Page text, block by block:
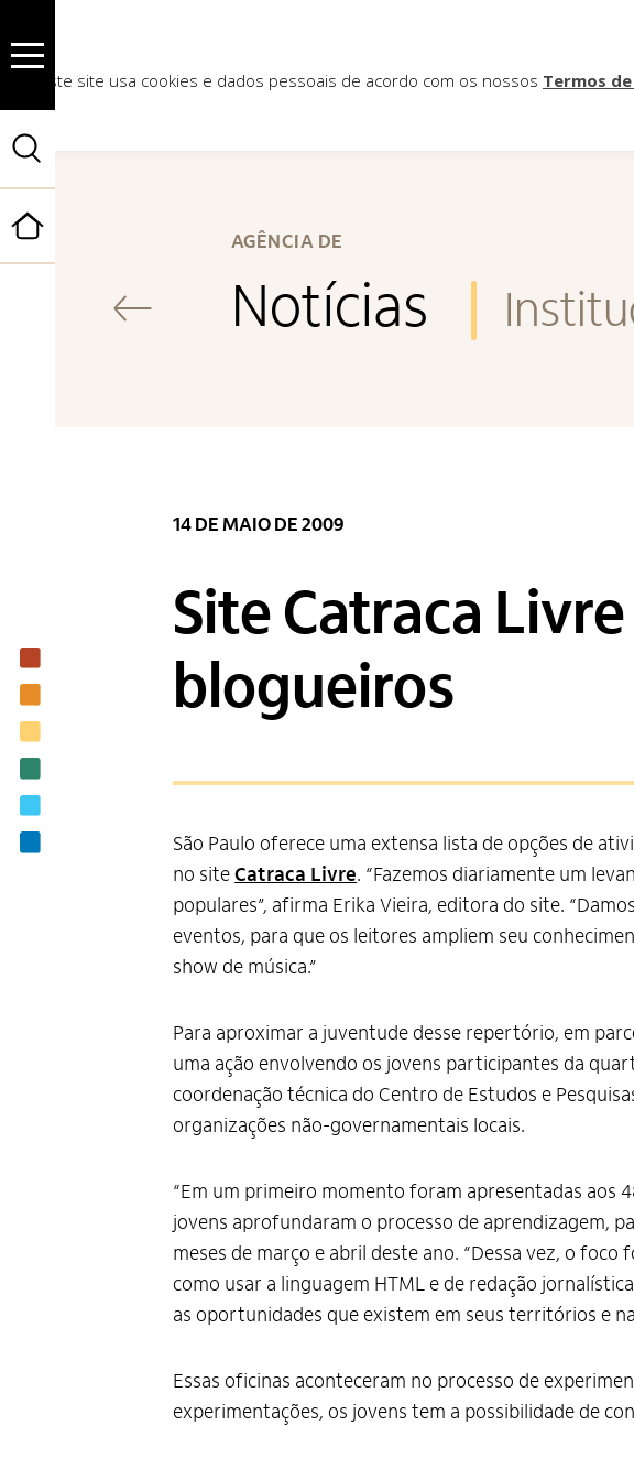
AGÊNCIA DE
Notícias
14 DE MAIO DE 2009
Site Catraca
blogueiros
São Paulo oferece uma extensa lista de opções de
no siteCatraca Livre. “Fazemos diariamente um
populares”, afirma Erika Vieira, editora do site.
eventos, para que os leitores ampliem seu
show de música.”
Para aproximar a juventude desse repertório, em
uma ação envolvendo os jovens participantes da
coordenação técnica do Centro de Estudos e
organizações não-governamentais locais.
“Em um primeiro momento foram apresentadas aos
jovens aprofundaram o processo de aprendizagem,
meses de março e abril deste ano. “Dessa vez, o
como usar a linguagem HTML e de redação
as oportunidades que existem em seus territórios e
Essas oficinas aconteceram no processo de
experimentações, os jovens tem a possibilidade de
Este site usa cookies e dados pessoais de acordo com os nossos Termos